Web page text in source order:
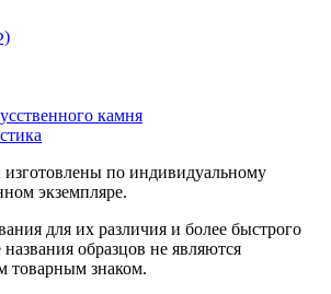
камня
по индивидуальному
экземпляре.
для их различия и более быстрого
образцов не являются
товарным знаком.